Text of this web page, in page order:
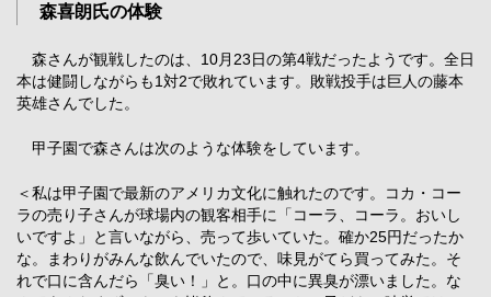
森喜朗氏の体験
森さんが観戦したのは、10月23日の第4戦だったようです。全日
本は健闘しながらも1対2で敗れています。敗戦投手は巨人の藤本
英雄さんでした。
甲子園で森さんは次のような体験をしています。
＜私は甲子園で最新のアメリカ文化に触れたのです。コカ・コー
ラの売り子さんが球場内の観客相手に「コーラ、コーラ。おいし
いですよ」と言いながら、売って歩いていた。確か25円だったか
な。まわりがみんな飲んでいたので、味見がてら買ってみた。そ
れで口に含んだら「臭い！」と。口の中に異臭が漂いました。な